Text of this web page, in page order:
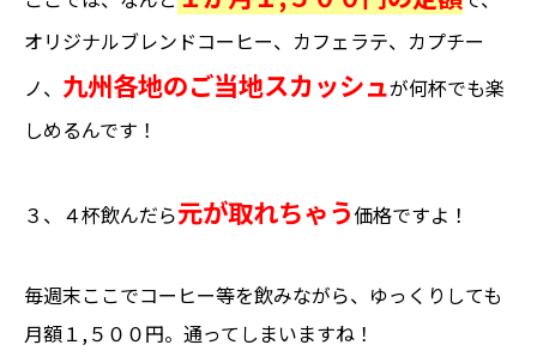
オリジナルブレンドコーヒー、カフェラテ、カプチー
ノ、 九州各地のご当地スカッシュが何杯でも楽
しめるんです！
３、４杯飲んだら元が取れちゃう価格ですよ！
毎週末ここでコーヒー等を飲みながら、ゆっくりしても
月額１,５００円。通ってしまいますね！